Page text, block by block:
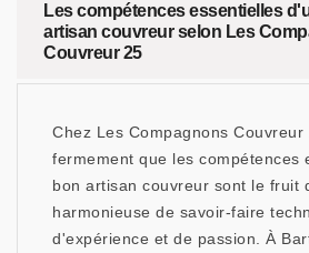
Les compétences essentielles
artisan couvreur selon Les
Couvreur 25
Chez Les Compagnons
fermement que les compétences
bon artisan couvreur sont le fruit
harmonieuse de savoir-faire
d'expérience et de passion. À